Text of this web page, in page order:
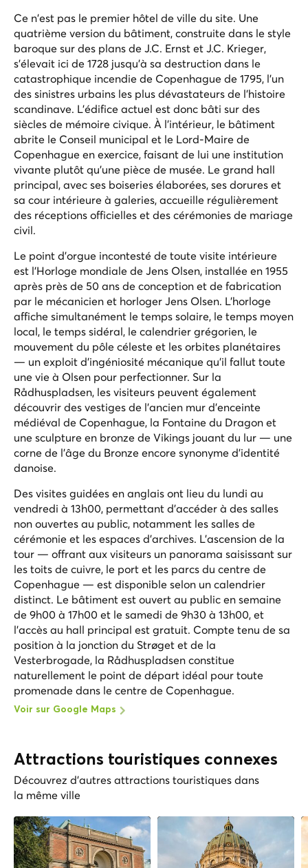
Ce n'est pas le premier hôtel de ville du site. Une
quatrième version du bâtiment, construite dans le style
baroque sur des plans de J.C. Ernst et J.C. Krieger,
s'élevait ici de 1728 jusqu'à sa destruction dans le
catastrophique incendie de Copenhague de 1795, l'un
des sinistres urbains les plus dévastateurs de l'histoire
scandinave. L'édifice actuel est donc bâti sur des
siècles de mémoire civique. À l'intérieur, le bâtiment
abrite le Conseil municipal et le Lord-Maire de
Copenhague en exercice, faisant de lui une institution
vivante plutôt qu'une pièce de musée. Le grand hall
principal, avec ses boiseries élaborées, ses dorures et
sa cour intérieure à galeries, accueille régulièrement
des réceptions officielles et des cérémonies de mariage
civil.
Le point d'orgue incontesté de toute visite intérieure
est l'Horloge mondiale de Jens Olsen, installée en 1955
après près de 50 ans de conception et de fabrication
par le mécanicien et horloger Jens Olsen. L'horloge
affiche simultanément le temps solaire, le temps moyen
local, le temps sidéral, le calendrier grégorien, le
mouvement du pôle céleste et les orbites planétaires
— un exploit d'ingéniosité mécanique qu'il fallut toute
une vie à Olsen pour perfectionner. Sur la
Rådhuspladsen, les visiteurs peuvent également
découvrir des vestiges de l'ancien mur d'enceinte
médiéval de Copenhague, la Fontaine du Dragon et
une sculpture en bronze de Vikings jouant du lur — une
corne de l'âge du Bronze encore synonyme d'identité
danoise.
Des visites guidées en anglais ont lieu du lundi au
vendredi à 13h00, permettant d'accéder à des salles
non ouvertes au public, notamment les salles de
cérémonie et les espaces d'archives. L'ascension de la
tour — offrant aux visiteurs un panorama saisissant sur
les toits de cuivre, le port et les parcs du centre de
Copenhague — est disponible selon un calendrier
distinct. Le bâtiment est ouvert au public en semaine
de 9h00 à 17h00 et le samedi de 9h30 à 13h00, et
l'accès au hall principal est gratuit. Compte tenu de sa
position à la jonction du Strøget et de la
Vesterbrogade, la Rådhuspladsen constitue
naturellement le point de départ idéal pour toute
promenade dans le centre de Copenhague.
Voir sur Google Maps
Attractions touristiques connexes
Découvrez d'autres attractions touristiques dans
la même ville